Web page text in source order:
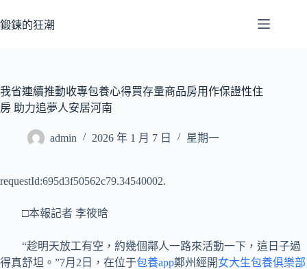
至
容
鍛鍊的狂潮
我省連續推動收專包養心得買存量商品房用作保證性住
房 助力追夢人安居河南
admin 2026 年 1 月 7 日 星期一
requestId:695d3f50562c79.34540002.
□本報記者 李筱晗
“趁明天放工有空，約幾個鄰人一路來活動一下，這日子過
得真舒坦。”7月2日，在位于包養app鄭州經開女大生包養俱樂部